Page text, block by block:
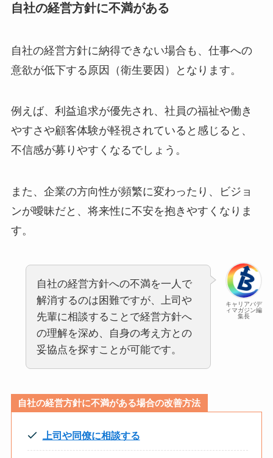
自社の経営方針に不満がある
自社の経営方針に納得できない場合も、仕事への
意欲が低下する原因（衛生要因）となります。
例えば、利益追求が優先され、社員の福祉や働き
やすさや顧客体験が軽視されていると感じると、
不信感が募りやすくなるでしょう。
また、企業の方向性が頻繁に変わったり、ビジョ
ンが曖昧だと、将来性に不安を抱きやすくなりま
す。
キャリアバデ
ィマガジン編
集長
自社の経営方針への不満を一人で
解消するのは困難ですが、上司や
先輩に相談することで経営方針へ
の理解を深め、自身の考え方との
妥協点を探すことが可能です。
自社の経営方針に不満がある場合の改善方法
上司や同僚に相談する